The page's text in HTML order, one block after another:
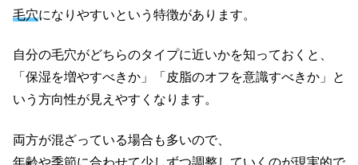
毛穴になりやすいという特徴があります。
自分の毛穴がどちらのタイプに近いかを知っておくと、
「保湿を増やすべきか」「皮脂のオフを意識すべきか」と
いう方向性が見えやすくなります。
両方が混ざっている場合も多いので、
年齢や季節に合わせて少しずつ調整していくのが現実的で